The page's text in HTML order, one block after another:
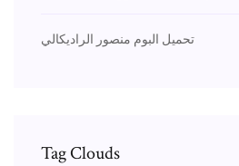
تحميل البوم منصور الراديكالي
Tag Clouds